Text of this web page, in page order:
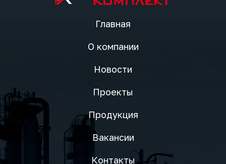
Главная
О компании
Новости
Проекты
Продукция
Вакансии
Контакты